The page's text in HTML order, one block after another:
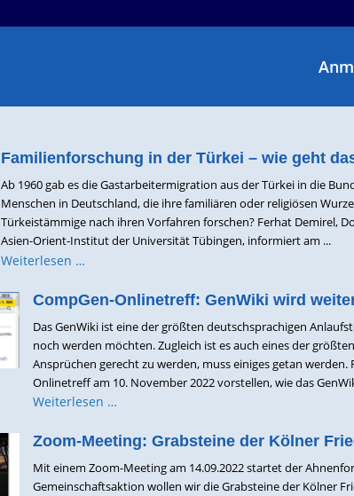
Familienforschung in der Türkei – wie geht
Ab 1960 gab es die Gastarbeitermigration aus der Türkei in die
Menschen in Deutschland, die ihre familiären oder religiösen
Türkeistämmige nach ihren Vorfahren forschen? Ferhat Demirel,
Asien-Orient-Institut der Universität Tübingen, informiert am ...
Weiterlesen …
CompGen-Onlinetreff: GenWiki wird
Das GenWiki ist eine der größten deutschsprachigen
noch werden möchten. Zugleich ist es auch eines der
Ansprüchen gerecht zu werden, muss einiges getan
Onlinetreff am 10. November 2022 vorstellen, wie das
Weiterlesen …
Zoom-Meeting: Grabsteine der Kölner
Mit einem Zoom-Meeting am 14.09.2022 startet der
Gemeinschaftsaktion wollen wir die Grabsteine der Kölner